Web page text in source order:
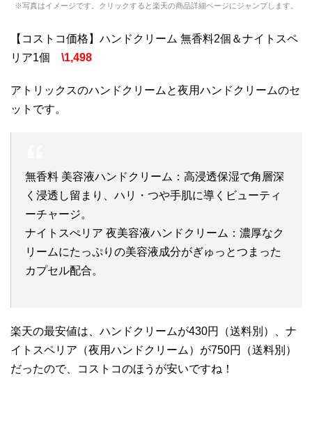
※写真はイメージです。クリックすると楽天の商品詳細ページにジャンプします。
【コストコ価格】ハンドクリーム 無香料2個＆ナイトスペ
リア1個 \1,498
アトリックスのハンドクリームと夜用ハンドクリームのセ
ットです。
無香料 美容液ハンドクリーム：高浸透保湿で角層深
く浸透し留まり、 ハリ・つや手肌に導くビューティ
ーチャージ。
ナイトスぺリア 夜美容液ハンドクリーム： 濃厚なク
リームにたっぷりの美容液成分がぎゅっとつまった
カプセル配合。
楽天の最安値は、ハンドクリームが430円（送料別）、ナ
イトスペリア（夜用ハンドクリーム）が750円（送料別）
だったので、コストコのほうが安いですね！